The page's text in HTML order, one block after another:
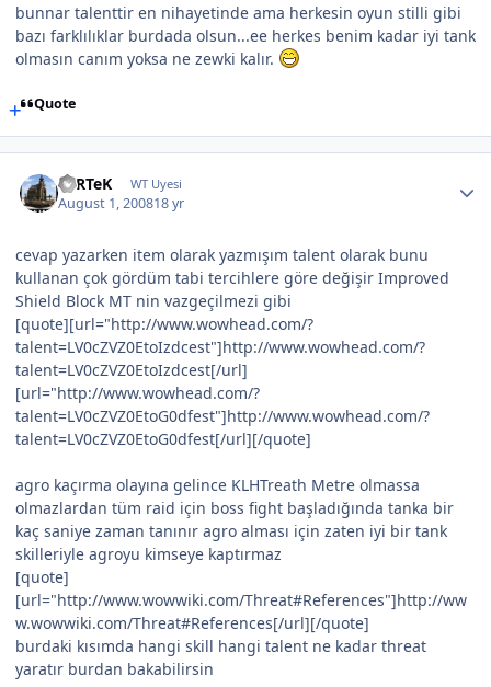
bunnar talenttir en nihayetinde ama herkesin oyun stilli gibi
bazı farklılıklar burdada olsun...ee herkes benim kadar iyi tank
olmasın canım yoksa ne zewki kalır.
Quote
FeRTeK WT Uyesi
August 1, 200818 yr
cevap yazarken item olarak yazmışım talent olarak bunu
kullanan çok gördüm tabi tercihlere göre değişir Improved
Shield Block MT nin vazgeçilmezi gibi
[quote][url="http://www.wowhead.com/?
talent=LV0cZVZ0EtoIzdcest"]http://www.wowhead.com/?
talent=LV0cZVZ0EtoIzdcest[/url]
[url="http://www.wowhead.com/?
talent=LV0cZVZ0EtoG0dfest"]http://www.wowhead.com/?
talent=LV0cZVZ0EtoG0dfest[/url][/quote]
agro kaçırma olayına gelince KLHTreath Metre olmassa
olmazlardan tüm raid için boss fight başladığında tanka bir
kaç saniye zaman tanınır agro alması için zaten iyi bir tank
skilleriyle agroyu kimseye kaptırmaz
[quote]
[url="http://www.wowwiki.com/Threat#References"]http://ww
w.wowwiki.com/Threat#References[/url][/quote]
burdaki kısımda hangi skill hangi talent ne kadar threat
yaratır burdan bakabilirsin